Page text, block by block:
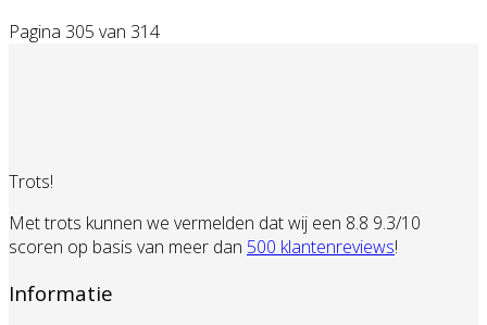
Pagina 305 van 314
Trots!
Met trots kunnen we vermelden dat wij een 8.8 9.3/10
scoren op basis van meer dan 500 klantenreviews!
Informatie